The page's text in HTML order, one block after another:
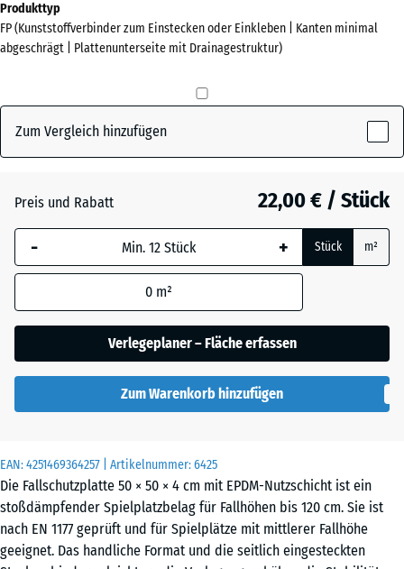
EAN:4251469364257 | Artikelnummer:6425
Die Fallschutzplatte 50 × 50 × 4 cm mit EPDM-Nutzschicht ist ein
stoßdämpfender Spielplatzbelag für Fallhöhen bis 120 cm. Sie ist
nach EN 1177 geprüft und für Spielplätze mit mittlerer Fallhöhe
geeignet. Das handliche Format und die seitlich eingesteckten
Farben?
Farbpalette
Cotta(active)
Atlantik
Dunkelgrauer
Rasen
Grauer
Granit
Produkttyp
FP (Kunststoffverbinder zum Einstecken oder Einkleben | Kanten minimal
abgeschrägt | Plattenunterseite mit Drainagestruktur)
Zum Vergleich hinzufügen
Preis und Rabatt 22,00 € / Stück
- + Stück m²
0 m²
Verlegeplaner – Fläche erfassen
Zum Warenkorb hinzufügen